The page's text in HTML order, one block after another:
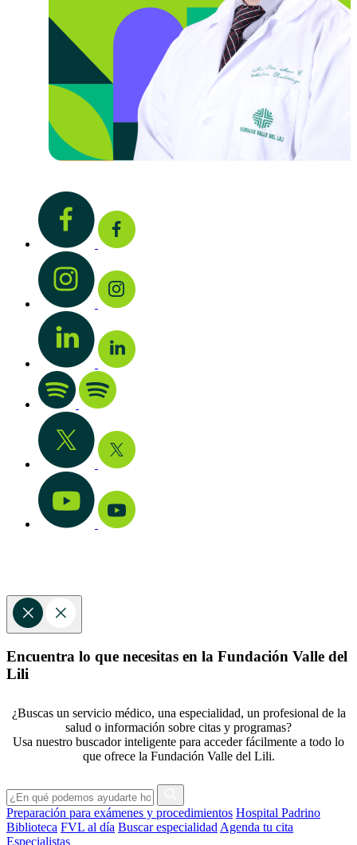
Encuentra lo que necesitas en la Fundación Valle del
Lili
¿Buscas un servicio médico, una especialidad, un profesional de la
salud o información sobre citas y programas?
Usa nuestro buscador inteligente para acceder fácilmente a todo lo
que ofrece la Fundación Valle del Lili.
Preparación para exámenes y procedimientos Hospital Padrino
Biblioteca FVL al día Buscar especialidad Agenda tu cita
Especialistas